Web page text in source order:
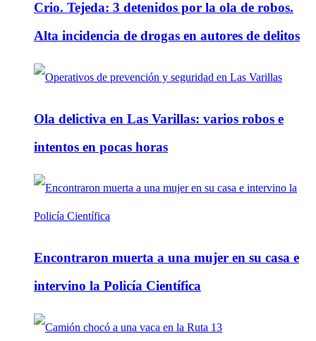
Crio. Tejeda: 3 detenidos por la ola de robos.
Alta incidencia de drogas en autores de delitos
Ola delictiva en Las Varillas: varios robos e
intentos en pocas horas
Encontraron muerta a una mujer en su casa e
intervino la Policía Científica